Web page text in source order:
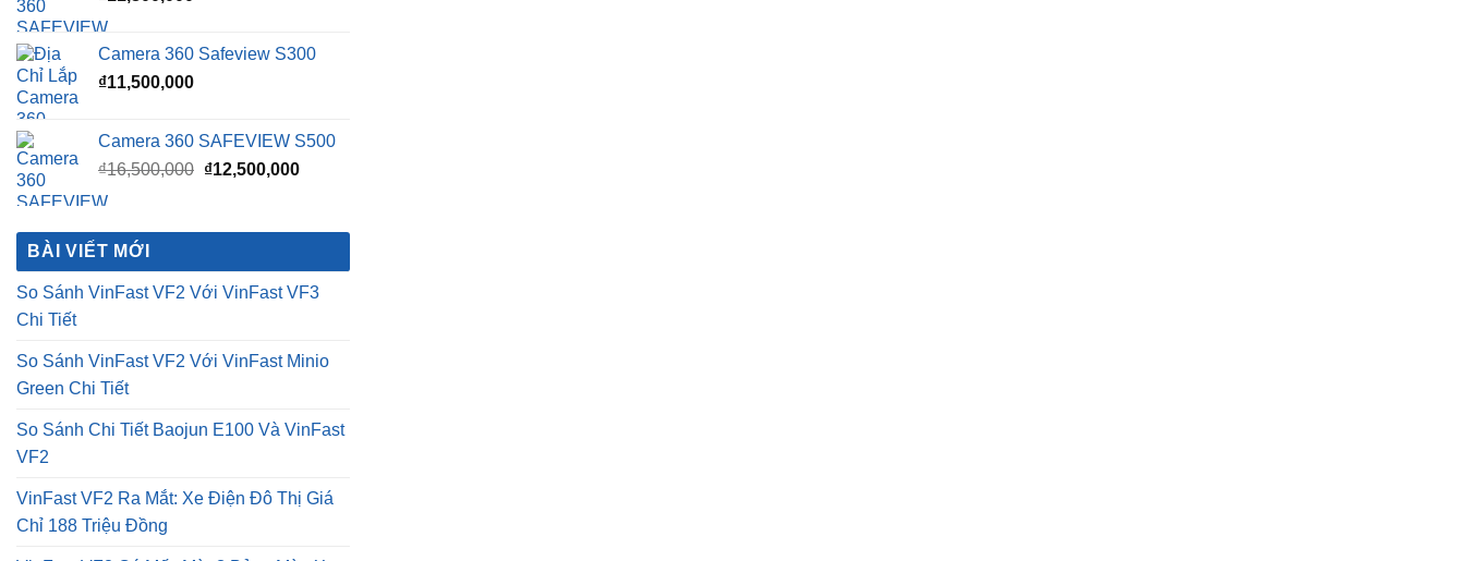
Camera 360 SAFEVIEW S500
₫
gốc
hiện
BÀI VIẾT MỚI
So Sánh VinFast VF2 Với VinFast VF3
Chi Tiết
Green Chi Tiết
So Sánh Chi Tiết Baojun E100 Và VinFast
VF2
VinFast VF2 Ra Mắt: Xe Điện Đô Thị Giá
Chỉ 188 Triệu Đồng
VinFast VF2 Có Mấy Màu? Bảng Màu Xe
VF2 Mới Nhất 2026